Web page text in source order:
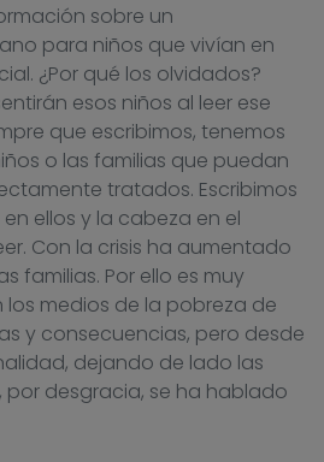
sobre un
para niños que vivían en
¿Por qué los olvidados?
esos niños al leer ese
que escribimos, tenemos
o las familias que puedan
tratados. Escribimos
ellos y la cabeza en el
Con la crisis ha aumentado
familias. Por ello es muy
medios de la pobreza de
y consecuencias, pero desde
dejando de lado las
por desgracia, se ha hablado